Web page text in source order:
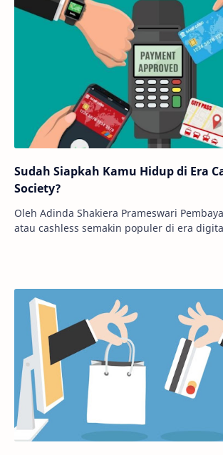
Sudah Siapkah Kamu Hidup di Era
Society?
Oleh Adinda Shakiera Prameswari
atau cashless semakin populer di era